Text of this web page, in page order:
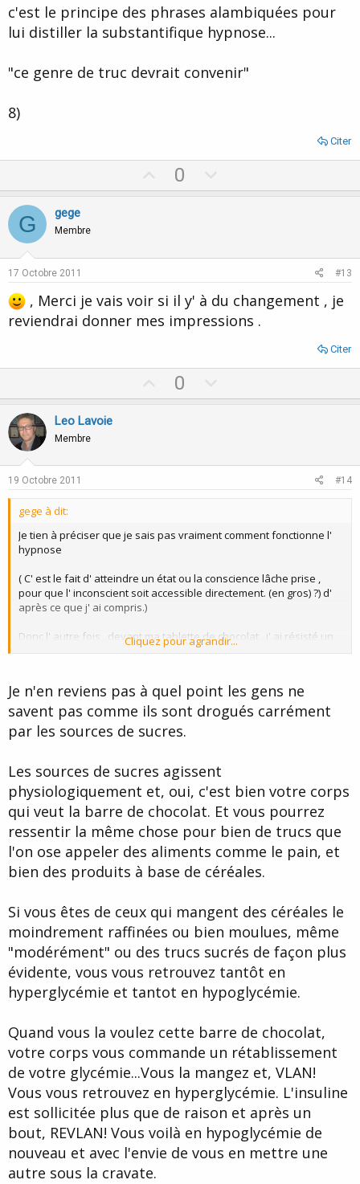
c'est le principe des phrases alambiquées pour
lui distiller la substantifique hypnose...
"ce genre de truc devrait convenir"
8)
Citer
p
0
o
e
G gege
Membre
17 Octobre 2011 #13
, Merci je vais voir si il y' à du changement , je
reviendrai donner mes impressions .
Citer
p
t
0
o
v
Leo Lavoie
Membre
19 Octobre 2011 #14
gege à dit:
Je tien à préciser que je sais pas vraiment comment fonctionne l'
hypnose
( C' est le fait d' atteindre un état ou la conscience lâche prise ,
pour que l' inconscient soit accessible directement. (en gros) ?) d'
après ce que j' ai compris.)
Donc l' autre fois , devant ma tablette de chocolat , j' ai résisté un
moment à l' envi de la manger entièrement ,
Je me suis dit consciemment : " gege ne la bouffe pas en entier , t'
à pas faim ,t ' à pas envi de prendre des kilos .
chocolat .
Donc j' ai essayé de résister consciemment un moment , en me
disant
" ne la mange pas , l' envie va finir pas passée , c' est ton corps ou
ton inconscient qui veut la manger , mais pas toi consciemment , c'
est toi qui décide ! "
J' ai mangé le chocolat !
Apres je me suis posé la question : Pourrai-je consciemment dire à
mon inconscient qu' il est pas nécessaire de se taper toute la
tablette de chocolat
et que ça ne coïncide pas avec la volonté de ne pas prendre de
poids .
Une suggestion c' est ça ?
Réussir à ne pas céder à de sorte de petites crise de boulimies en
fait .
Cliquez pour agrandir...
Je n'en reviens pas à quel point les gens ne
savent pas comme ils sont drogués carrément
par les sources de sucres.
Les sources de sucres agissent
physiologiquement et, oui, c'est bien votre corps
qui veut la barre de chocolat. Et vous pourrez
ressentir la même chose pour bien de trucs que
l'on ose appeler des aliments comme le pain, et
bien des produits à base de céréales.
Si vous êtes de ceux qui mangent des céréales le
moindrement raffinées ou bien moulues, même
"modérément" ou des trucs sucrés de façon plus
évidente, vous vous retrouvez tantôt en
hyperglycémie et tantot en hypoglycémie.
Quand vous la voulez cette barre de chocolat,
votre corps vous commande un rétablissement
de votre glycémie...Vous la mangez et, VLAN!
Vous vous retrouvez en hyperglycémie. L'insuline
est sollicitée plus que de raison et après un
bout, REVLAN! Vous voilà en hypoglycémie de
nouveau et avec l'envie de vous en mettre une
autre sous la cravate.